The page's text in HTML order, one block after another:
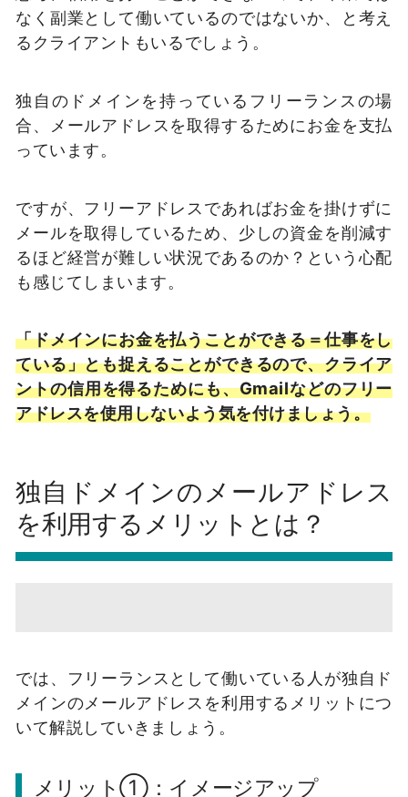
なく副業として働いているのではないか、と考え
るクライアントもいるでしょう。
独自のドメインを持っているフリーランスの場
合、メールアドレスを取得するためにお金を支払
っています。
ですが、フリーアドレスであればお金を掛けずに
メールを取得しているため、少しの資金を削減す
るほど経営が難しい状況であるのか？という心配
も感じてしまいます。
「ドメインにお金を払うことができる＝仕事をし
ている」とも捉えることができるので、クライア
ントの信用を得るためにも、Gmailなどのフリー
アドレスを使用しないよう気を付けましょう。
独自ドメインのメールアドレス
を利用するメリットとは？
では、フリーランスとして働いている人が独自ド
メインのメールアドレスを利用するメリットにつ
いて解説していきましょう。
メリット①：イメージアップ